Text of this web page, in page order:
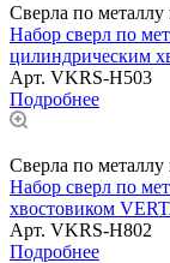
Сверла по металлу
Набор сверл по
цилиндрическим
Арт. VKRS-H503
Подробнее
Сверла по металлу
Набор сверл по
хвостовиком
Арт. VKRS-H802
Подробнее